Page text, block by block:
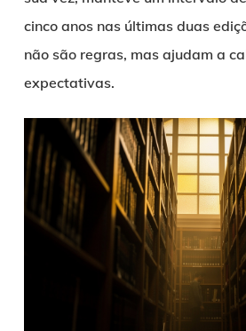
cinco anos nas últimas duas
não são regras, mas ajudam a
expectativas.